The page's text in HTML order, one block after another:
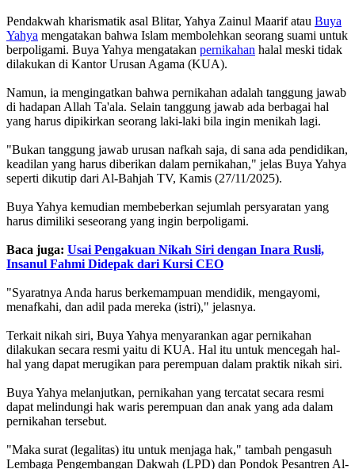
Pendakwah kharismatik asal Blitar, Yahya Zainul Maarif atau Buya
Yahya mengatakan bahwa Islam membolehkan seorang suami untuk
berpoligami. Buya Yahya mengatakan pernikahan halal meski tidak
dilakukan di Kantor Urusan Agama (KUA).
Namun, ia mengingatkan bahwa pernikahan adalah tanggung jawab
di hadapan Allah Ta'ala. Selain tanggung jawab ada berbagai hal
yang harus dipikirkan seorang laki-laki bila ingin menikah lagi.
"Bukan tanggung jawab urusan nafkah saja, di sana ada pendidikan,
keadilan yang harus diberikan dalam pernikahan," jelas Buya Yahya
seperti dikutip dari Al-Bahjah TV, Kamis (27/11/2025).
Buya Yahya kemudian membeberkan sejumlah persyaratan yang
harus dimiliki seseorang yang ingin berpoligami.
Baca juga: Usai Pengakuan Nikah Siri dengan Inara Rusli,
Insanul Fahmi Didepak dari Kursi CEO
"Syaratnya Anda harus berkemampuan mendidik, mengayomi,
menafkahi, dan adil pada mereka (istri)," jelasnya.
Terkait nikah siri, Buya Yahya menyarankan agar pernikahan
dilakukan secara resmi yaitu di KUA. Hal itu untuk mencegah hal-
hal yang dapat merugikan para perempuan dalam praktik nikah siri.
Buya Yahya melanjutkan, pernikahan yang tercatat secara resmi
dapat melindungi hak waris perempuan dan anak yang ada dalam
pernikahan tersebut.
"Maka surat (legalitas) itu untuk menjaga hak," tambah pengasuh
Lembaga Pengembangan Dakwah (LPD) dan Pondok Pesantren Al-